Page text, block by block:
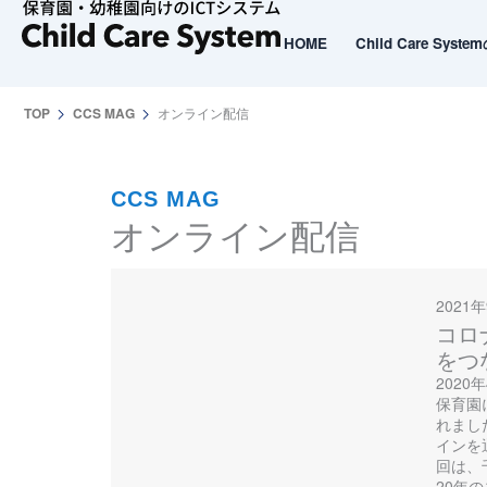
HOME Child Care System
TOP CCS MAG オンライン配信
CCS MAG
オンライン配信
2021
コ
を
2020
保育園
れまし
インを
回は、